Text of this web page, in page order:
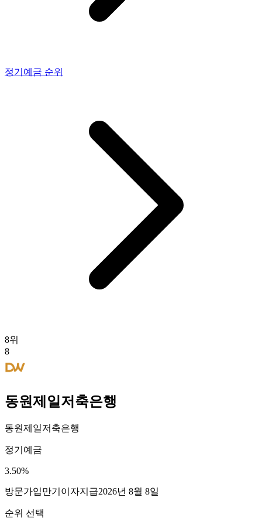
정기예금 순위
8위
8
동원제일저축은행
동원제일저축은행
정기예금
3.50%
방문가입만기이자지급2026년 8월 8일
순위 선택